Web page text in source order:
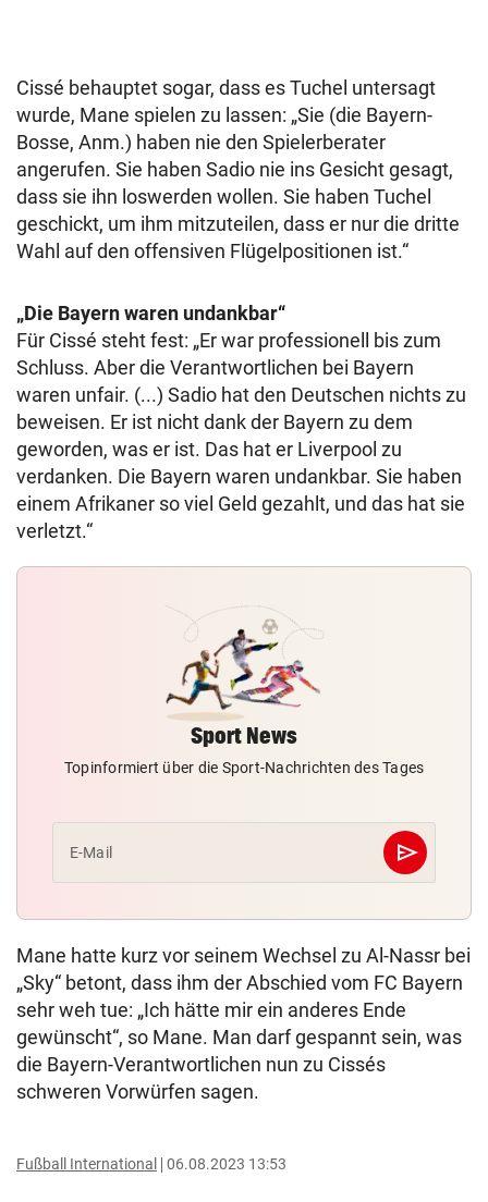
Cissé behauptet sogar, dass es Tuchel untersagt
wurde, Mane spielen zu lassen: „Sie (die Bayern-
Bosse, Anm.) haben nie den Spielerberater
angerufen. Sie haben Sadio nie ins Gesicht gesagt,
dass sie ihn loswerden wollen. Sie haben Tuchel
geschickt, um ihm mitzuteilen, dass er nur die dritte
Wahl auf den offensiven Flügelpositionen ist.“
„Die Bayern waren undankbar“
Für Cissé steht fest: „Er war professionell bis zum
Schluss. Aber die Verantwortlichen bei Bayern
waren unfair. (...) Sadio hat den Deutschen nichts zu
beweisen. Er ist nicht dank der Bayern zu dem
geworden, was er ist. Das hat er Liverpool zu
verdanken. Die Bayern waren undankbar. Sie haben
einem Afrikaner so viel Geld gezahlt, und das hat sie
verletzt.“
Sport News
Topinformiert über die Sport-Nachrichten des Tages
E-Mail send
Abschicken
Mane hatte kurz vor seinem Wechsel zu Al-Nassr bei
„Sky“ betont, dass ihm der Abschied vom FC Bayern
sehr weh tue: „Ich hätte mir ein anderes Ende
gewünscht“, so Mane. Man darf gespannt sein, was
die Bayern-Verantwortlichen nun zu Cissés
schweren Vorwürfen sagen.
Fußball International 06.08.2023 13:53